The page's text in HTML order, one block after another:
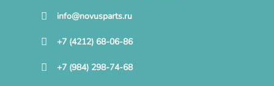
info@novusparts.ru
+7 (4212) 68-06-86
+7 (984) 298-74-68